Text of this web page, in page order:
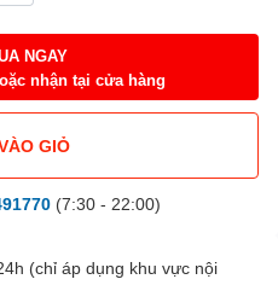
NGAY
nhận tại cửa hàng
GIỎ
(7:30 - 22:00)
(chỉ áp dụng khu vực nội